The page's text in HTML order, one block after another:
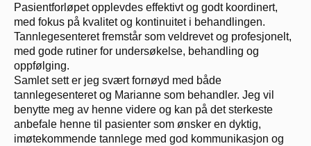
Pasientforløpet opplevdes effektivt og godt koordinert,
med fokus på kvalitet og kontinuitet i behandlingen.
Tannlegesenteret fremstår som veldrevet og profesjonelt,
med gode rutiner for undersøkelse, behandling og
oppfølging.
Samlet sett er jeg svært fornøyd med både
tannlegesenteret og Marianne som behandler. Jeg vil
benytte meg av henne videre og kan på det sterkeste
anbefale henne til pasienter som ønsker en dyktig,
imøtekommende tannlege med god kommunikasjon og